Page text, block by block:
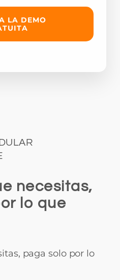
LA DEMO
necesitas,
lo que
paga solo por lo